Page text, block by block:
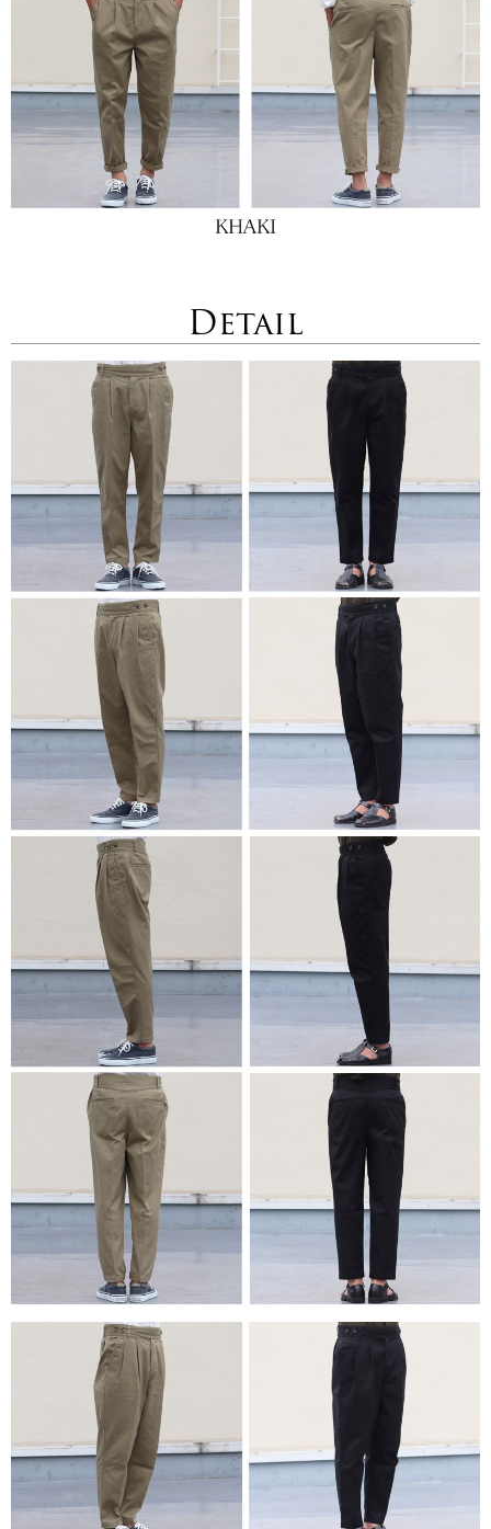
Detail